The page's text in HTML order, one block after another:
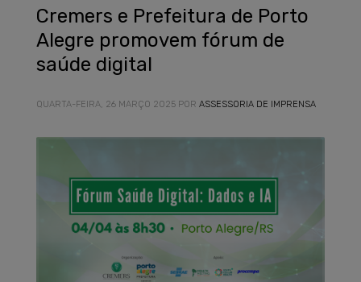
Cremers e Prefeitura de Porto
Alegre promovem fórum de
saúde digital
QUARTA-FEIRA, 26 MARÇO 2025 POR ASSESSORIA DE IMPRENSA